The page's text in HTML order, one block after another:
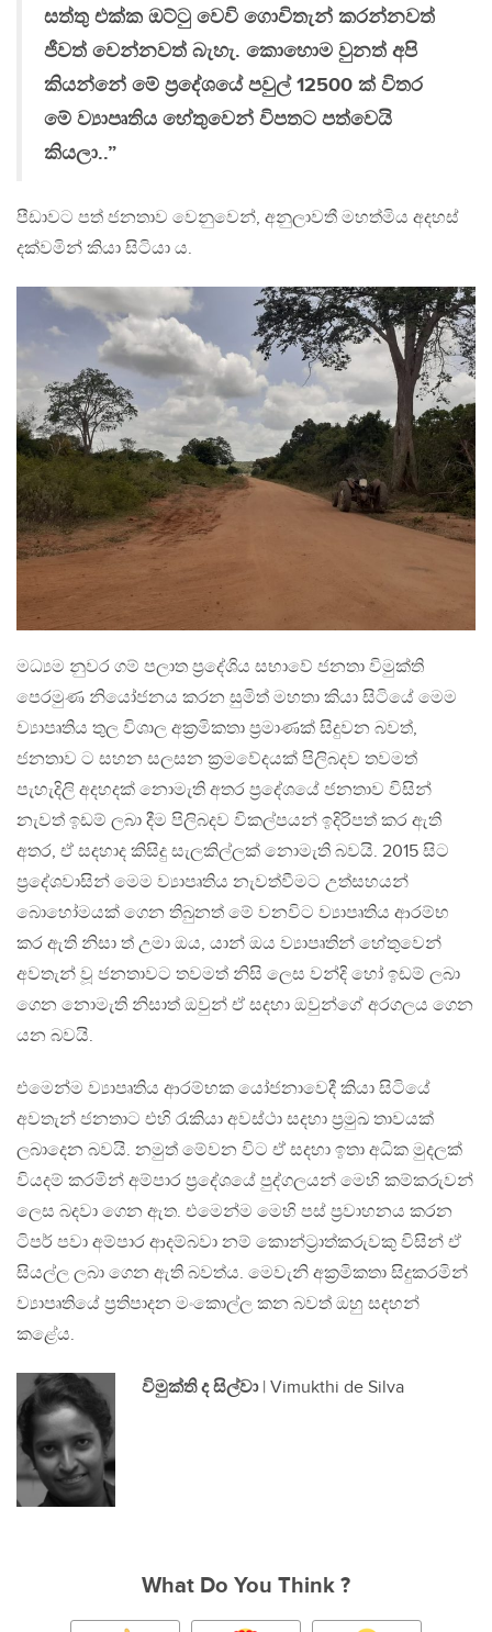
සත්තු එක්ක ඔට්ටු වෙවි ගොවිතැන් කරන්නවත්
ජීවත් වෙන්නවත් බැහැ. කොහොම වුනත් අපි
කියන්නේ මේ ප්‍රදේශයේ පවුල් 12500 ක් විතර
මේ ව්‍යාපෘතිය හේතුවෙන් විපතට පත්වෙයි
කියලා..”
පීඩාවට පත් ජනතාව වෙනුවෙන්, අනුලාවතී මහත්මිය අදහස්
දක්වමින් කියා සිටියා ය.
මධ්‍යම නුවර ගම් පලාත ප්‍රදේශිය සභාවේ ජනතා විමුක්ති
පෙරමුණ නියෝජනය කරන සුමිත් මහතා කියා සිටියේ මෙම
ව්‍යාපෘතිය තුල විශාල අක්‍රමිකතා ප්‍රමාණක් සිදුවන බවත්,
ජනතාව ට සහන සලසන ක්‍රමවේදයක් පිලිබදව තවමත්
පැහැදිලි අදහදක් නොමැති අතර ප්‍රදේශයේ ජනතාව විසින්
නැවත් ඉඩම් ලබා දීම පිලිබදව විකල්පයන් ඉදිරිපත් කර ඇති
අතර, ඒ සදහාද කිසිදු සැලකිල්ලක් නොමැති බවයි. 2015 සිට
ප්‍රදේශවාසින් මෙම ව්‍යාපෘතිය නැවත්වීමට උත්සහයන්
බොහෝමයක් ගෙන තිබුනත් මේ වනවිට ව්‍යාපෘතිය ආරම්භ
කර ඇති නිසා ත් උමා ඔය, යාන් ඔය ව්‍යාපෘතින් හේතුවෙන්
අවතැන් වූ ජනතාවට තවමත් නිසි ලෙස වන්දි හෝ ඉඩම් ලබා
ගෙන නොමැති නිසාත් ඔවුන් ඒ සදහා ඔවුන්ගේ අරගලය ගෙන
යන බවයි.
එමෙන්ම ව්‍යාපෘතිය ආරම්භක යෝජනාවෙදී කියා සිටියේ
අවතැන් ජනතාට එහි රැකියා අවස්ථා සදහා ප්‍රමුඛ තාවයක්
ලබාදෙන බවයි. නමුත් මේවන විට ඒ සදහා ඉතා අධික මුදලක්
වියදම් කරමින් අම්පාර ප්‍රදේශයේ පුද්ගලයන් මෙහි කම්කරුවන්
ලෙස බදවා ගෙන ඇත. එමෙන්ම මෙහි පස් ප්‍රවාහනය කරන
ටිපර් පවා අම්පාර ආදම්බවා නම් කොන්ට්‍රාත්කරුවකු විසින් ඒ
සියල්ල ලබා ගෙන ඇති බවත්ය. මෙවැනි අක්‍රමිකතා සිදුකරමින්
ව්‍යාපෘතියේ ප්‍රතිපාදන මංකොල්ල කන බවත් ඔහු සදහන්
කළේය.
විමුක්ති ද සිල්වා| Vimukthi de Silva
What Do You Think ?